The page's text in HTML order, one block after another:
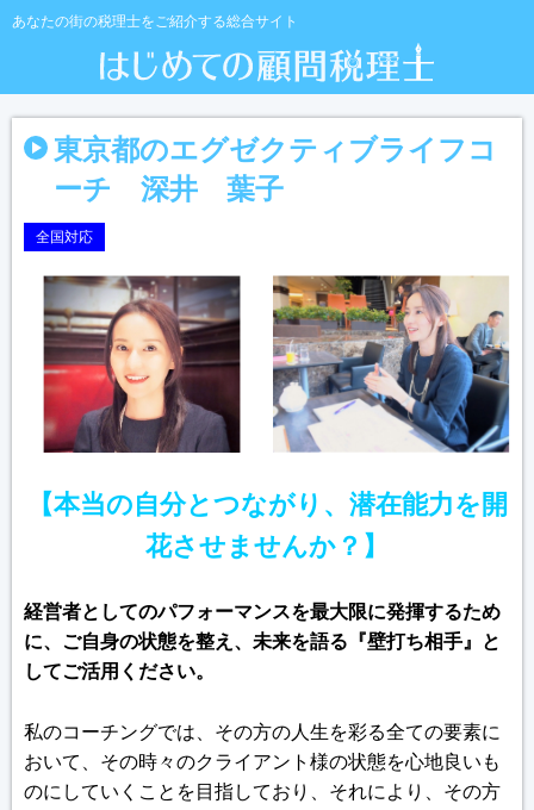
あなたの街の税理士をご紹介する総合サイト
東京都のエグゼクティブライフコ
ーチ 深井 葉子
全国対応
【本当の自分とつながり、潜在能力を開
花させませんか？】
経営者としてのパフォーマンスを最大限に発揮するため
に、ご自身の状態を整え、未来を語る『壁打ち相手』と
してご活用ください。
私のコーチングでは、その方の人生を彩る全ての要素に
おいて、その時々のクライアント様の状態を心地良いも
のにしていくことを目指しており、それにより、その方